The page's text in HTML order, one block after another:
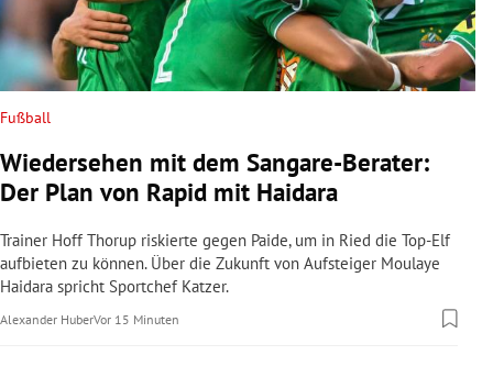
Untermenü
Untermenü
Untermenü
Untermenü
Fußball
Wiedersehen mit dem Sangare-Berater:
Der Plan von Rapid mit Haidara
Trainer Hoff Thorup riskierte gegen Paide, um in Ried die Top-Elf
aufbieten zu können. Über die Zukunft von Aufsteiger Moulaye
Haidara spricht Sportchef Katzer.
Alexander HuberVor 15 Minuten